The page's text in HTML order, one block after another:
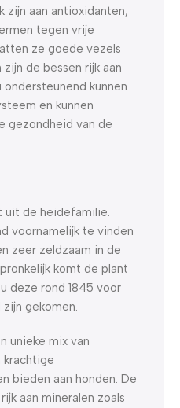
zijn aan antioxidanten,
tegen vrije
ze goede vezels
de bessen rijk aan
kunnen
en kunnen
gezondheid van de
uit de heidefamilie.
voornamelijk te vinden
zeer zeldzaam in de
komt de plant
deze rond 1845 voor
gekomen.
unieke mix van
bieden aan honden. De
aan mineralen zoals